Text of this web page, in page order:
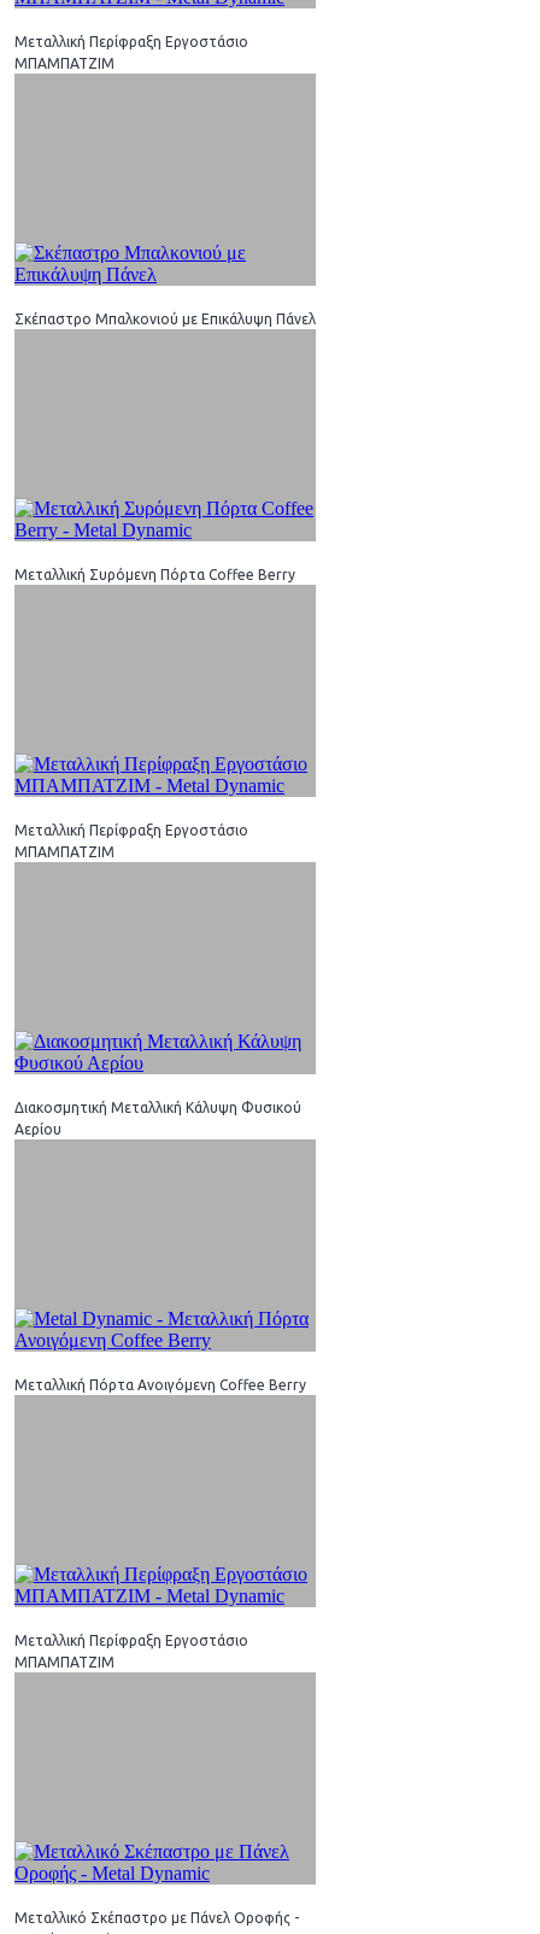
Μεταλλική Περίφραξη Εργοστάσιο
ΜΠΑΜΠΑΤΖΙΜ
Σκέπαστρο Μπαλκονιού με Επικάλυψη Πάνελ
Μεταλλική Συρόμενη Πόρτα Coffee Berry
Μεταλλική Περίφραξη Εργοστάσιο
ΜΠΑΜΠΑΤΖΙΜ
Διακοσμητική Μεταλλική Κάλυψη Φυσικού
Αερίου
Μεταλλική Πόρτα Ανοιγόμενη Coffee Berry
Μεταλλική Περίφραξη Εργοστάσιο
ΜΠΑΜΠΑΤΖΙΜ
Μεταλλικό Σκέπαστρο με Πάνελ Οροφής -